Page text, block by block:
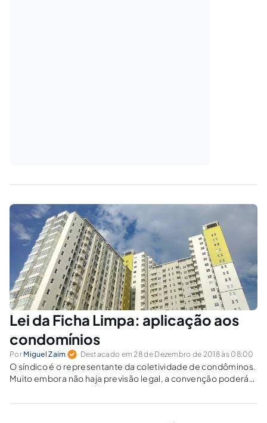
Lei da Ficha Limpa: aplicação aos
condomínios
Por Miguel Zaim Destacado em 28 de Dezembro de 2018 às 08:00
O síndico é o representante da coletividade de condôminos.
Muito embora não haja previsão legal, a convenção poderá
do seu representante. Veja como a Lei da Ficha Limpa pode